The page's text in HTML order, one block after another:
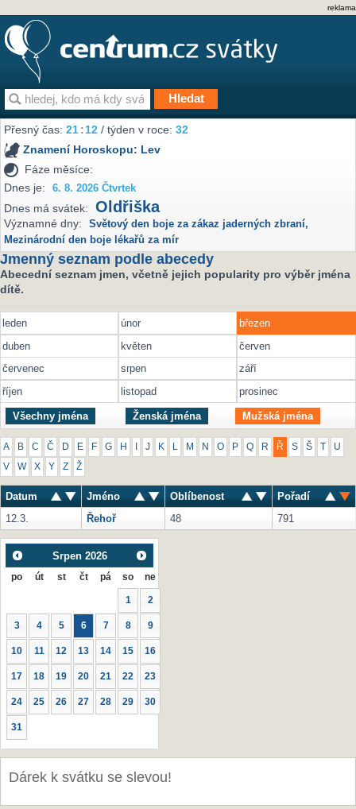
reklama
Přesný čas:21 12 / týden v roce:32
Znamení Horoskopu: Lev
Fáze měsíce:
Dnes je:
6. 8. 2026 Čtvrtek
Dnes má svátek: Oldřiška
Významné dny: Světový den boje za zákaz jaderných zbraní,
Mezinárodní den boje lékařů za mír
Jmenný seznam podle abecedy
Abecední seznam jmen, včetně jejich popularity pro výběr jména
dítě.
leden únor
březen
duben
květen
červen
červenec
srpen
září
říjen
listopad prosinec
Všechny jména Ženská jména Mužská jména
A B C Č D E F G H J K M N O P Q R Ř S Š U
V W X Y Z Ž
Datum Jméno Oblíbenost
Pořadí
12.3.
Řehoř 48 791
Srpen 2026
po út st čt pá so ne
1 2
3 4 5 6 7 8 9
10 11 12 13 14 15 16
17 18 19 20 21 22 23
24 25 26 27 28 29 30
31
Dárek k svátku se slevou!